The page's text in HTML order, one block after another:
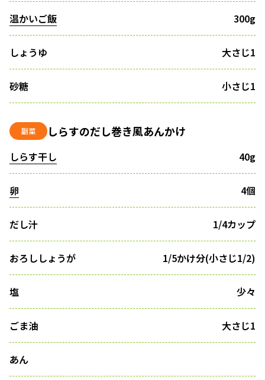
温かいご飯 300g
しょうゆ 大さじ1
砂糖 小さじ1
副菜 しらすのだし巻き風あんかけ
しらす干し 40g
卵 4個
だし汁 1/4カップ
おろししょうが 1/5かけ分(小さじ1/2)
塩 少々
ごま油 大さじ1
あん